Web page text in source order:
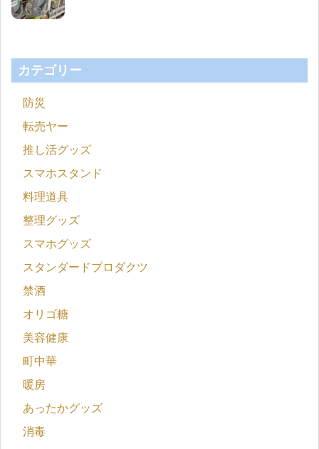
カテゴリー
防災
転売ヤー
推し活グッズ
スマホスタンド
料理道具
整理グッズ
スマホグッズ
スタンダードプロダクツ
禁酒
オリゴ糖
美容健康
町中華
暖房
あったかグッズ
消毒